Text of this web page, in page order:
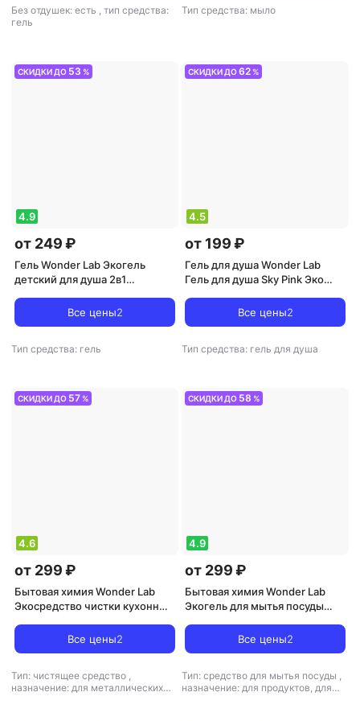
Без отдушек: есть , тип средства:
гель
Тип средства: мыло
СКИДКИ ДО 53 %
4.9
от 249 ₽
Гель Wonder Lab Экогель
детский для душа 2в1
Все цены2
Тип средства: гель
СКИДКИ ДО62 %
4.5
от 199 ₽
Гель для душа Wonder Lab
Гель для душа Sky Pink Эко
Все цены2
Тип средства: гель для душа
СКИДКИ ДО 57 %
4.6
от 299 ₽
Бытовая химия Wonder Lab
Экосредство чистки кухонных
грилей 550млВсе цены2
Тип: чистящее средство ,
назначение: для металлических
СКИДКИ ДО 58 %
4.9
от 299 ₽
Бытовая химия Wonder Lab
Экогель для мытья посуды
Все цены2
Тип: средство для мытья посуды ,
назначение: для продуктов, для